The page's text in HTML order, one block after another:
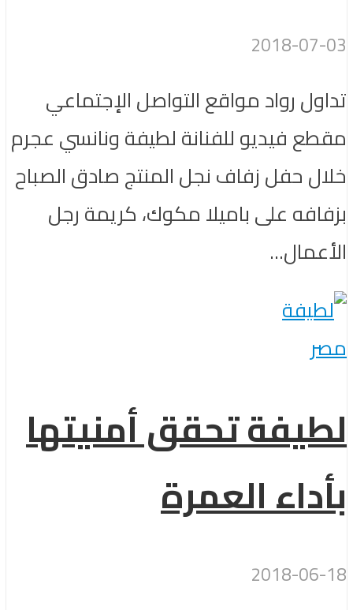
2018-07-03
تداول رواد مواقع التواصل الإجتماعي
مقطع فيديو للفنانة لطيفة ونانسي عجرم
خلال حفل زفاف نجل المنتج صادق الصباح
بزفافه على باميلا مكوك، كريمة رجل
الأعمال...
مصر
لطيفة تحقق أمنيتها
بأداء العمرة
2018-06-18